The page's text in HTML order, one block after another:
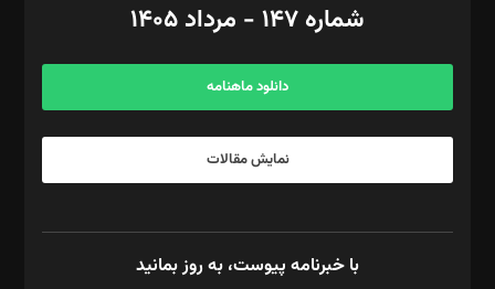
آگهی و مشترکین: ۰۹۱۹۹۹۹۰۴۵۴
شماره ۱۴۷ - مرداد ۱۴۰۵
دانلود ماهنامه
نمایش مقالات
با خبرنامه پیوست، به روز بمانید